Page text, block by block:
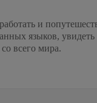
и
языков, увидеть
всего мира.